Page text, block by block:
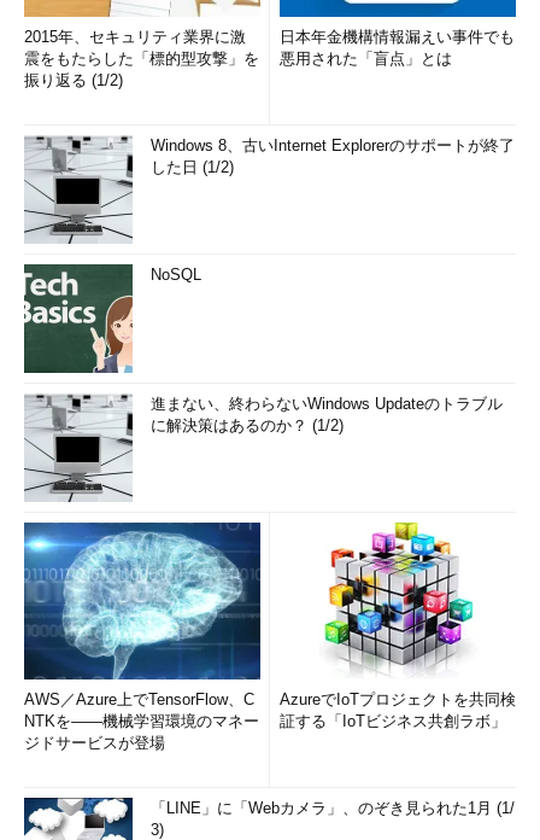
2015年、セキュリティ業界に激
震をもたらした「標的型攻撃」を
振り返る (1/2)
日本年金機構情報漏えい事件でも
悪用された「盲点」とは
Windows 8、古いInternet Explorerのサポートが終了
した日 (1/2)
NoSQL
進まない、終わらないWindows Updateのトラブル
に解決策はあるのか？ (1/2)
AWS／Azure上でTensorFlow、C
NTKを――機械学習環境のマネー
ジドサービスが登場
AzureでIoTプロジェクトを共同検
証する「IoTビジネス共創ラボ」
「LINE」に「Webカメラ」、のぞき見られた1月 (1/
3)